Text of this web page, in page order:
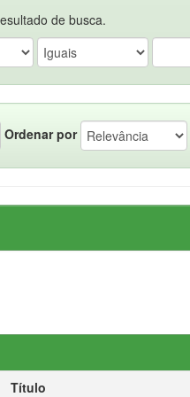
de busca.
Ordenar por
Título